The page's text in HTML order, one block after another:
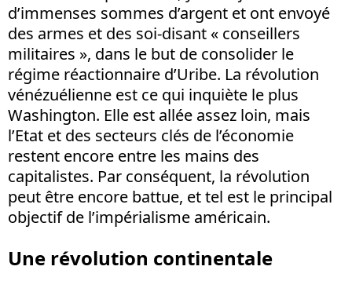
d’immenses sommes d’argent et ont envoyé
des armes et des soi-disant « conseillers
militaires », dans le but de consolider le
régime réactionnaire d’Uribe. La révolution
vénézuélienne est ce qui inquiète le plus
Washington. Elle est allée assez loin, mais
l’Etat et des secteurs clés de l’économie
restent encore entre les mains des
capitalistes. Par conséquent, la révolution
peut être encore battue, et tel est le principal
objectif de l’impérialisme américain.
Une révolution continentale